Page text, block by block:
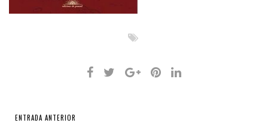
ENTRADA ANTERIOR